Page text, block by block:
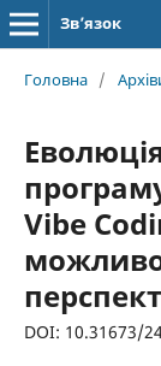
Зв’язок
Головна /
Vibe
DOI: 10.31673/